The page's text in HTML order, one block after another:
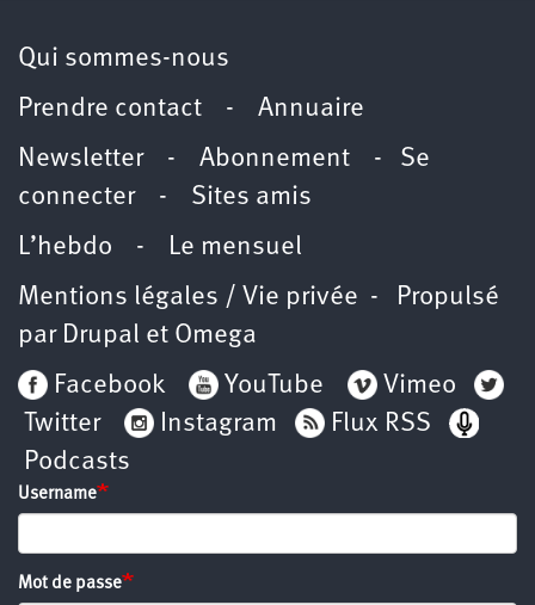
Qui sommes-nous
Prendre contact - Annuaire
Newsletter - Abonnement - Se
connecter- Sites amis
L’hebdo - Le mensuel
Mentions légales / Vie privée - Propulsé
par Drupal et Omega
Facebook
YouTube
Vimeo
Twitter
Instagram
Flux RSS
Podcasts
Username
Mot de passe